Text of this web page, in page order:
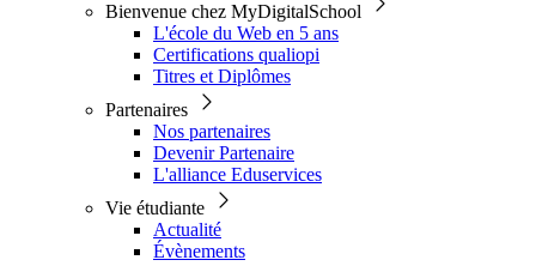
Bienvenue chez MyDigitalSchool
L'école du Web en 5 ans
Certifications qualiopi
Titres et Diplômes
Partenaires
Nos partenaires
Devenir Partenaire
L'alliance Eduservices
Vie étudiante
Actualité
Évènements